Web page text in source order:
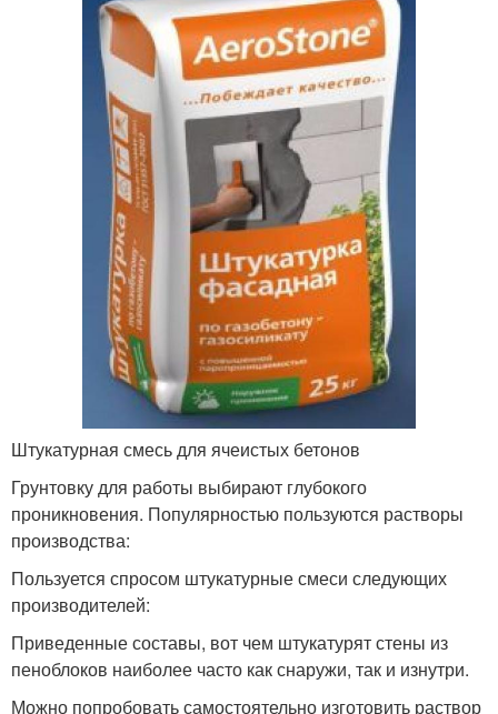
Штукатурная смесь для ячеистых бетонов
Грунтовку для работы выбирают глубокого
проникновения. Популярностью пользуются растворы
производства:
Пользуется спросом штукатурные смеси следующих
производителей:
Приведенные составы, вот чем штукатурят стены из
пеноблоков наиболее часто как снаружи, так и изнутри.
Можно попробовать самостоятельно изготовить раствор